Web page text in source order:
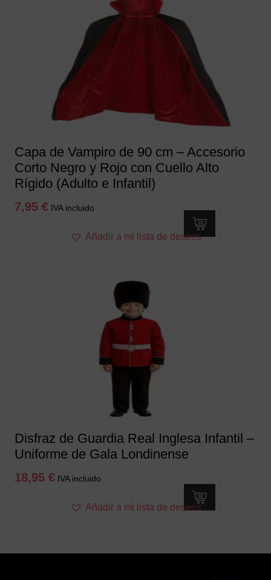
Capa de Vampiro de 90 cm – Accesorio
Corto Negro y Rojo con Cuello Alto
Rígido (Adulto e Infantil)
7,95 € IVA incluido
Añadir a mi lista de deseos
Disfraz de Guardia Real Inglesa Infantil –
Uniforme de Gala Londinense
18,95 € IVA incluido
producto
variantes.
Añadir a mi lista de deseos